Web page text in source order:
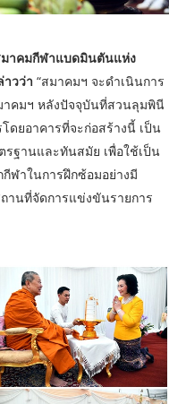
าคมกีฬาแบดมินตันแห่ง
วว่า “สมาคมฯ จะดำเนินการ
าคมฯ หลังปัจจุบันที่สวนลุมพินี
ดยอาคารที่จะก่อสร้างนี้ เป็น
รฐานและทันสมัย เพื่อใช้เป็น
ฬาในการฝึกซ้อมอย่างมี
านที่จัดการแข่งขันรายการ